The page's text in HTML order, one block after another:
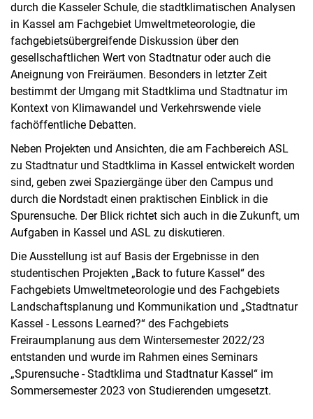
durch die Kasseler Schule, die stadtklimatischen Analysen
in Kassel am Fachgebiet Umweltmeteorologie, die
fachgebietsübergreifende Diskussion über den
gesellschaftlichen Wert von Stadtnatur oder auch die
Aneignung von Freiräumen. Besonders in letzter Zeit
bestimmt der Umgang mit Stadtklima und Stadtnatur im
Kontext von Klimawandel und Verkehrswende viele
fachöffentliche Debatten.
Neben Projekten und Ansichten, die am Fachbereich ASL
zu Stadtnatur und Stadtklima in Kassel entwickelt worden
sind, geben zwei Spaziergänge über den Campus und
durch die Nordstadt einen praktischen Einblick in die
Spurensuche. Der Blick richtet sich auch in die Zukunft, um
Aufgaben in Kassel und ASL zu diskutieren.
Die Ausstellung ist auf Basis der Ergebnisse in den
studentischen Projekten „Back to future Kassel“ des
Fachgebiets Umweltmeteorologie und des Fachgebiets
Landschaftsplanung und Kommunikation und „Stadtnatur
Kassel - Lessons Learned?“ des Fachgebiets
Freiraumplanung aus dem Wintersemester 2022/23
entstanden und wurde im Rahmen eines Seminars
„Spurensuche - Stadtklima und Stadtnatur Kassel“ im
Sommersemester 2023 von Studierenden umgesetzt.